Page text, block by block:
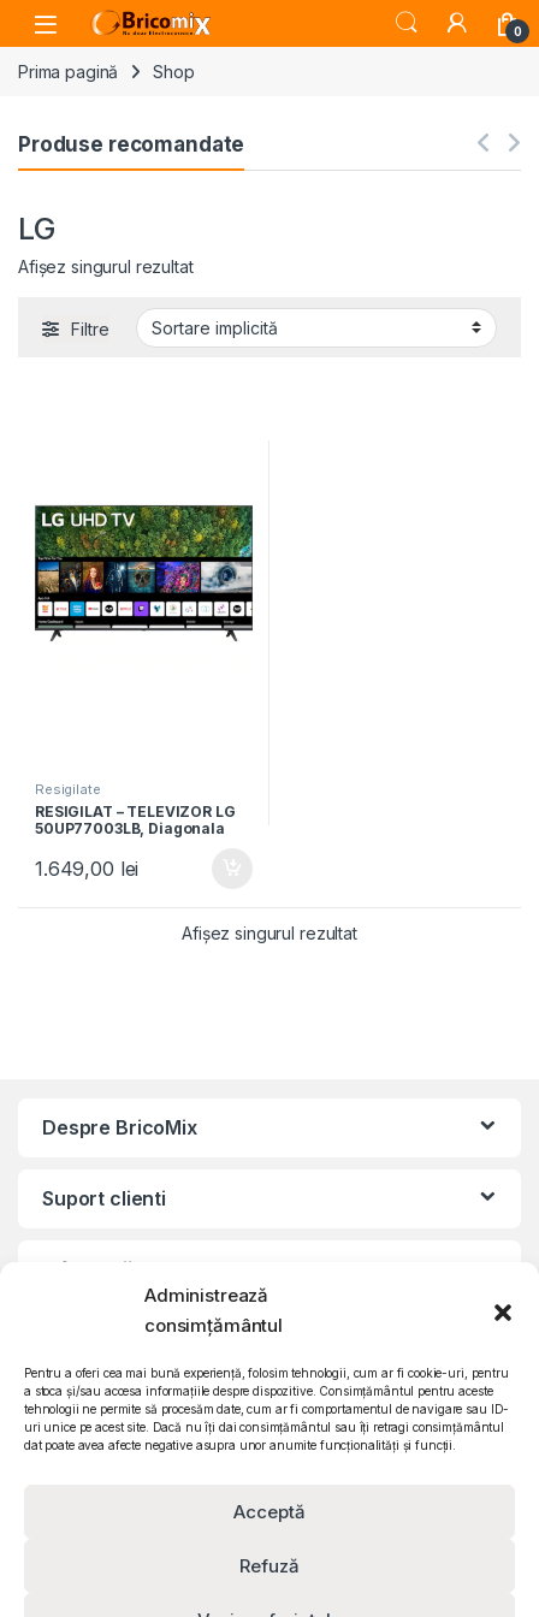
Administrează
consimțământul
Pentru a oferi cea mai bună experiență, folosim tehnologii, cum ar fi cookie-uri, pentru
a stoca și/sau accesa informațiile despre dispozitive. Consimțământul pentru aceste
tehnologii ne permite să procesăm date, cum ar fi comportamentul de navigare sau ID-
uri unice pe acest site. Dacă nu îți dai consimțământul sau îți retragi consimțământul
dat poate avea afecte negative asupra unor anumite funcționalități și funcții.
Acceptă
Refuză
Skip to navigation
Skip to content
Open 0
Prima pagină Shop
Produse recomandate
LG
Afișez singurul rezultat
Filtre
Resigilate
RESIGILAT – TELEVIZOR LG
50UP77003LB, Diagonala
LED, Clasa G
1.649,00 lei
Afișez singurul rezultat
Despre BricoMix
Suport clienti
Informatii legale
©2010 – 2024 Quattro SRL